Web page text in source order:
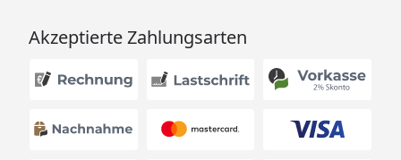
Akzeptierte Zahlungsarten